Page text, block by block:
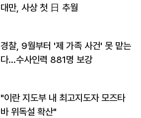
대만, 사상 첫 日 추월
경찰, 9월부터 '제 가족 사건' 못 맡는
다…수사인력 881명 보강
"이란 지도부 내 최고지도자 모즈타
바 위독설 확산"